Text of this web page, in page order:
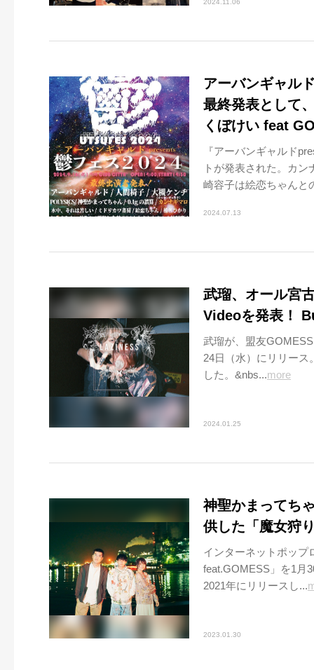
2024.11.06
アーバンギャル
最終発表として
くぼけい feat
『アーバンギャルド
トが発表された。カ
崎容子は絵恋ちゃんと
2024.07.13
武瑠、オール宮
Videoを発表！
武瑠が、盟友
24日（水）にリリー
した。&nbs...more
2024.01.25
神聖かまってち
供した「魔女狩
インターネットポップ
feat.GOMESS」を1月
2021年にリリースし...
2023.01.30